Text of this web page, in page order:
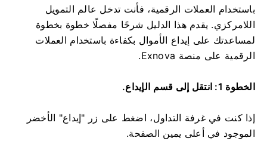
باستخدام العملات الرقمية، فأنت تدخل عالم التمويل
اللامركزي. يقدم هذا الدليل شرحًا مفصلًا خطوة بخطوة
لمساعدتك على إيداع الأموال بكفاءة باستخدام العملات
الرقمية على منصة Exnova.
الخطوة 1: انتقل إلى قسم الإيداع.
إذا كنت في غرفة التداول، اضغط على زر "إيداع" الأخضر
الموجود في أعلى يمين الصفحة.